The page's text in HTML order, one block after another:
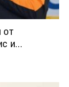
от
и...